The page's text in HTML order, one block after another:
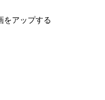
をアップする